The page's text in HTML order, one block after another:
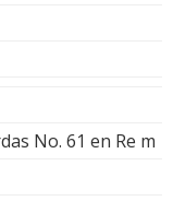
No. 61 en Re m